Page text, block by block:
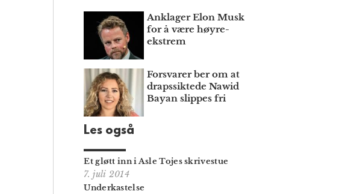
Anklager Elon Musk
for å være høyre­
ekstrem
Forsvarer ber om at
draps­siktede Nawid
Bayan slippes fri
Les også
Et gløtt inn i Asle Tojes skrivestue
7. juli 2014
Underkastelse